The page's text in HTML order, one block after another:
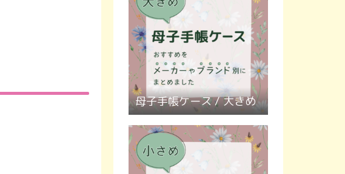
母子手帳ケース / 大きめ